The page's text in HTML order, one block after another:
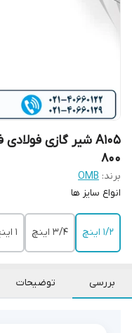
800
برند: OMB
‌انواع سایز ها
۱/۲ اینچ ۳/۴ اینچ ۱ اینچ
بررسی توضیحات